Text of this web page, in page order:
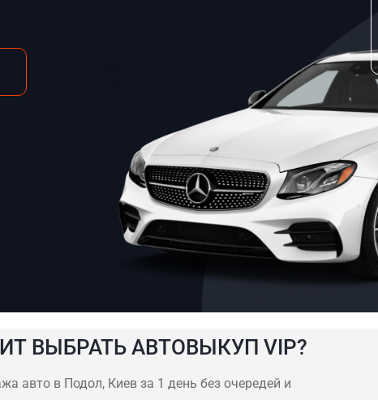
ВЫБРАТЬ АВТОВЫКУП VIP?
авто в Подол, Киев за 1 день без очередей и